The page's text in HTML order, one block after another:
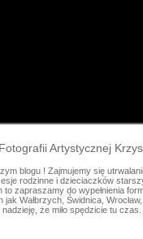
Artystycznej
blogu ! Zajmujemy się
rodzinne i dzieciaczków
to zapraszamy do wypełnienia
jak Wałbrzych, Świdnica,
że miło spędzicie tu czas.